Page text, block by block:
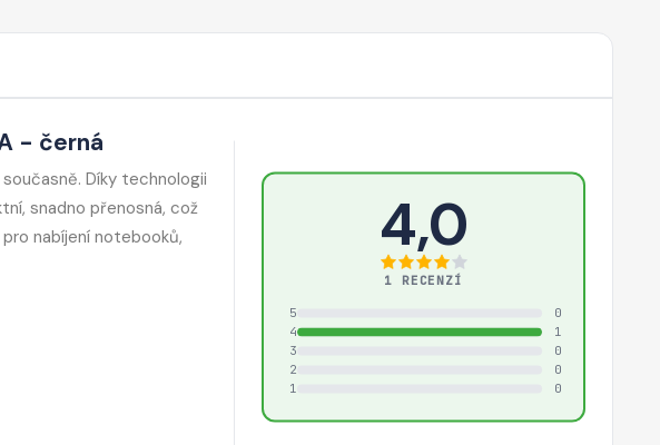
- černá
Díky technologii
snadno přenosná, což
nabíjení notebooků,
4,0
1 RECENZÍ
5
0
4
1
3
0
2
0
1
0